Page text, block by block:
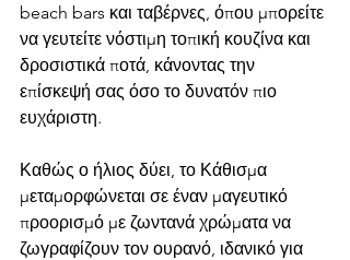
beach bars και ταβέρνες, όπου μπορείτε
να γευτείτε νόστιμη τοπική κουζίνα και
δροσιστικά ποτά, κάνοντας την
επίσκεψή σας όσο το δυνατόν πιο
ευχάριστη.
Καθώς ο ήλιος δύει, το Κάθισμα
μεταμορφώνεται σε έναν μαγευτικό
προορισμό με ζωντανά χρώματα να
ζωγραφίζουν τον ουρανό, ιδανικό για